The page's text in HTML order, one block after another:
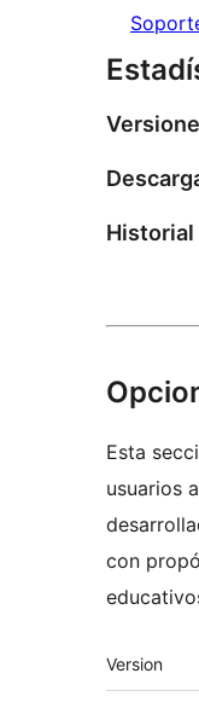
Historial
Esta
usuarios
con
Meta
Version